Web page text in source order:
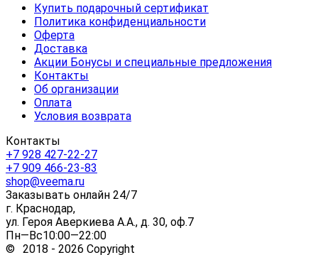
Купить подарочный сертификат
Политика конфиденциальности
Оферта
Доставка
Акции Бонусы и специальные предложения
Контакты
Об организации
Оплата
Условия возврата
Контакты
+7 928 427-22-27
+7 909 466-23-83
shop@veema.ru
Заказывать онлайн 24/7
г. Краснодар,
ул. Героя Аверкиева А.А., д. 30, оф.7
Пн—Вс10:00—22:00
© 2018 - 2026 Copyright